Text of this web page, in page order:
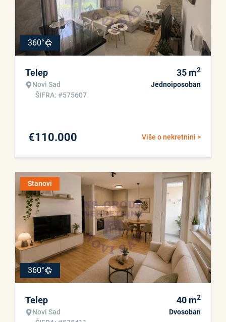
360°
Telep
Novi Sad
ŠIFRA: #575607
35 m2
Jednoiposoban
Više o nekretnini >
€110.000
Stanovi
360°
Telep
Novi Sad
40 m2
Dvosoban